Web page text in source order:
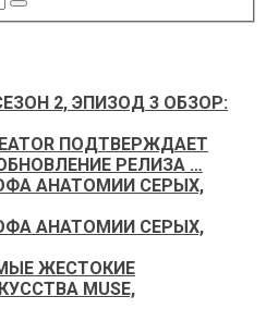
2, ЭПИЗОД 3 ОБЗОР:
ПОДТВЕРЖДАЕТ
РЕЛИЗА …
АНАТОМИИ СЕРЫХ,
АНАТОМИИ СЕРЫХ,
ЖЕСТОКИЕ
MUSE,